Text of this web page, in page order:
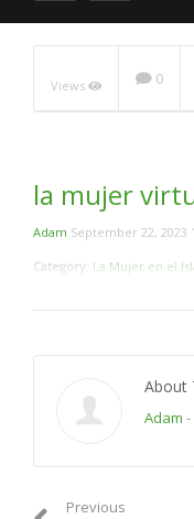
Views 0
la mujer
Adam September 22, 2023
Category: La Mujer en el
About
Adam -
Previous